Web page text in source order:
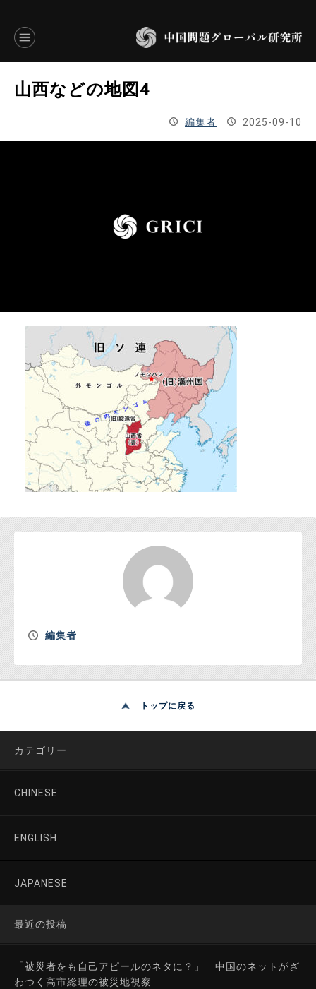
言語別アーカイブ
JAPANESE
お問い合わせ
山西などの地図4
編集者 2025-09-10
編集者
トップに戻る
カテゴリー
CHINESE
ENGLISH
JAPANESE
最近の投稿
「被災者をも自己アピールのネタに？」 中国のネットがざ
わつく高市総理の被災地視察